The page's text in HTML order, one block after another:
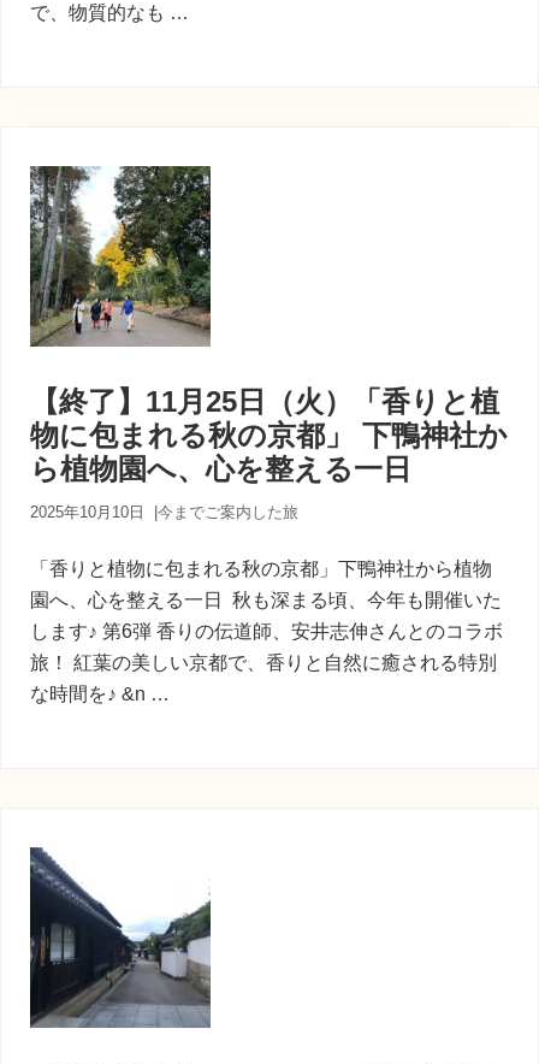
で、物質的なも …
【終了】11月25日（火）「香りと植
物に包まれる秋の京都」 下鴨神社か
ら植物園へ、心を整える一日
2025年10月10日 今までご案内した旅
「香りと植物に包まれる秋の京都」下鴨神社から植物
園へ、心を整える一日 秋も深まる頃、今年も開催いた
します♪ 第6弾 香りの伝道師、安井志伸さんとのコラボ
旅！ 紅葉の美しい京都で、香りと自然に癒される特別
な時間を♪ &n …